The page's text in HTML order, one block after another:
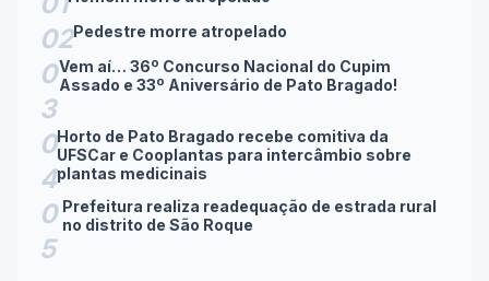
01Homem morre atropelado
02 Pedestre morre atropelado
0
3
Vem aí… 36º Concurso Nacional do Cupim
Assado e 33º Aniversário de Pato Bragado!
0
4
Horto de Pato Bragado recebe comitiva da
UFSCar e Cooplantas para intercâmbio sobre
plantas medicinais
0
5
Prefeitura realiza readequação de estrada rural
no distrito de São Roque